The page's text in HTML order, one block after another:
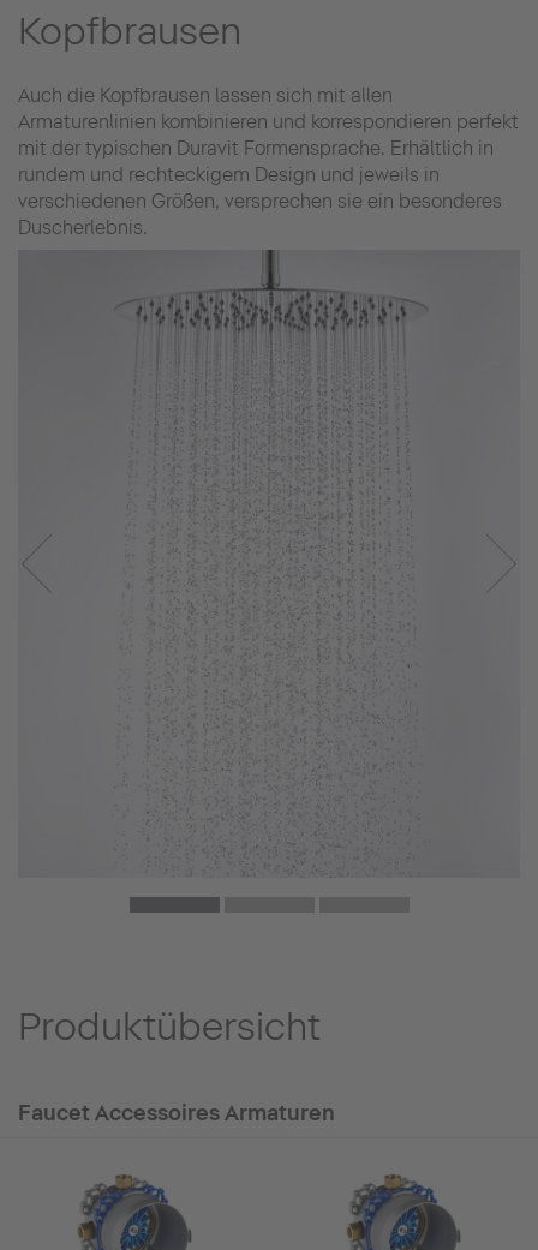
Kopfbrausen
Auch die Kopfbrausen lassen sich mit allen
Armaturenlinien kombinieren und korrespondieren perfekt
mit der typischen Duravit Formensprache. Erhältlich in
rundem und rechteckigem Design und jeweils in
verschiedenen Größen, versprechen sie ein besonderes
Duscherlebnis.
Produktübersicht
Faucet Accessoires Armaturen